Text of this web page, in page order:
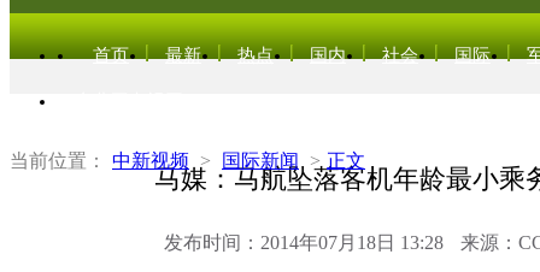
首页 最新 热点 国内 社会 国际
当前位置： 中新视频 > 国际新闻 > 正文
马媒：马航坠落客机年龄最小乘
发布时间：2014年07月18日 13:28 来源：